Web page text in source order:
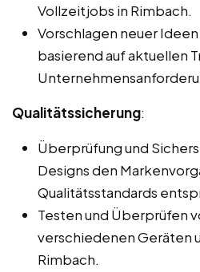
Vollzeitjobs in Rimbach.
Vorschlagen neuer
basierend auf aktuellen
Qualitätssicherung:
Überprüfung und
Designs den
Qualitätsstandards
Testen und Überprüfen
verschiedenen Geräten
Rimbach.